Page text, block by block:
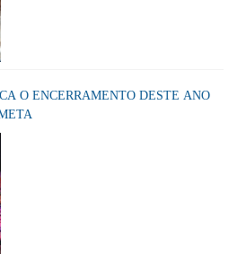
O ENCERRAMENTO DESTE ANO